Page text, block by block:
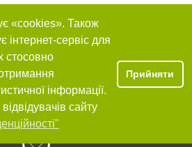
«cookies». Також
інтернет-сервіс для
стосовно
інформації.
сайту
Прийняти